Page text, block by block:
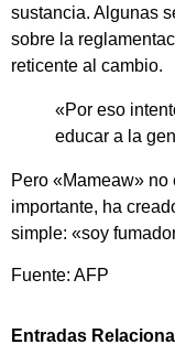
sustancia. Algunas
sobre la
reticente al cambio.
«Por eso
educar a la
Pero «Mameaw»
importante, ha
simple: «soy
Fuente: AFP
Entradas